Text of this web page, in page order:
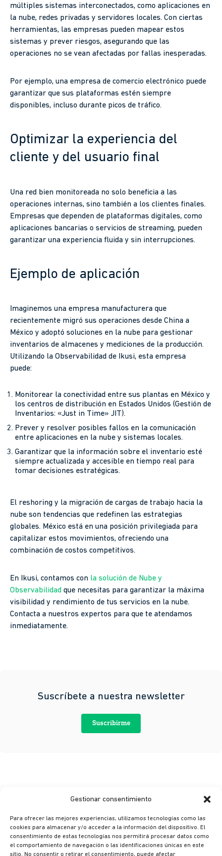
Gestionar consentimiento
Para ofrecer las mejores experiencias, utilizamos tecnologías como las
cookies para almacenar y/o acceder a la información del dispositivo. El
consentimiento de estas tecnologías nos permitirá procesar datos como
el comportamiento de navegación o las identificaciones únicas en este
sitio. No consentir o retirar el consentimiento, puede afectar
múltiples sistemas interconectados, como aplicaciones en
la nube, redes privadas y servidores locales. Con ciertas
herramientas, las empresas pueden mapear estos
sistemas y prever riesgos, asegurando que las
operaciones no se vean afectadas por fallas inesperadas.
Por ejemplo, una empresa de comercio electrónico puede
garantizar que sus plataformas estén siempre
disponibles, incluso durante picos de tráfico.
Optimizar la experiencia del
cliente y del usuario final
Una red bien monitoreada no solo beneficia a las
operaciones internas, sino también a los clientes finales.
Empresas que dependen de plataformas digitales, como
aplicaciones bancarias o servicios de streaming, pueden
garantizar una experiencia fluida y sin interrupciones.
Ejemplo de aplicación
Imaginemos una empresa manufacturera que
recientemente migró sus operaciones desde China a
México y adoptó soluciones en la nube para gestionar
inventarios de almacenes y mediciones de la producción.
Utilizando la Observabilidad de Ikusi, esta empresa
puede:
Monitorear la conectividad entre sus plantas en México y
los centros de distribución en Estados Unidos (Gestión de
Inventarios: «Just in Time» JIT).
Prever y resolver posibles fallos en la comunicación
entre aplicaciones en la nube y sistemas locales.
Garantizar que la información sobre el inventario esté
siempre actualizada y accesible en tiempo real para
tomar decisiones estratégicas.
El reshoring y la migración de cargas de trabajo hacia la
nube son tendencias que redefinen las estrategias
globales. México está en una posición privilegiada para
capitalizar estos movimientos, ofreciendo una
combinación de costos competitivos.
En Ikusi, contamos con la solución de Nube y
Observabilidad que necesitas para garantizar la máxima
visibilidad y rendimiento de tus servicios en la nube.
Contacta a nuestros expertos para que te atendamos
inmediatamente.
Suscríbete a nuestra newsletter
Suscribirme
© Ikusi 2026